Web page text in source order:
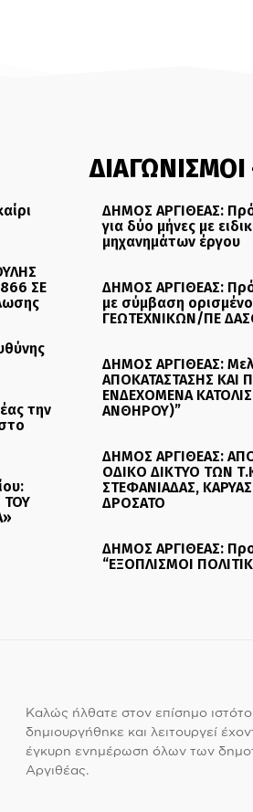
ΣΕ
την
ΤΟΥ
ΔΗΜΟΣ ΑΡΓΙΘΕΑΣ:
για δύο μήνες με
μηχανημάτων έργου
ΔΗΜΟΣ ΑΡΓΙΘΕΑΣ:
με σύμβαση
ΓΕΩΤΕΧΝΙΚΩΝ/ΠΕ
ΔΗΜΟΣ ΑΡΓΙΘΕΑΣ:
ΑΠΟΚΑΤΑΣΤΑΣΗΣ ΚΑΙ
ΕΝΔΕΧΟΜΕΝΑ
ΑΝΘΗΡΟΥ)”
ΔΗΜΟΣ ΑΡΓΙΘΕΑΣ:
ΟΔΙΚΟ ΔΙΚΤΥΟ ΤΩΝ
ΣΤΕΦΑΝΙΑΔΑΣ,
ΔΡΟΣΑΤΟ
ΔΗΜΟΣ ΑΡΓΙΘΕΑΣ:
“ΕΞΟΠΛΙΣΜΟΙ
Καλώς ήλθατε στον επίσημο
δημιουργήθηκε και λειτουργεί
έγκυρη ενημέρωση όλων των
Αργιθέας.